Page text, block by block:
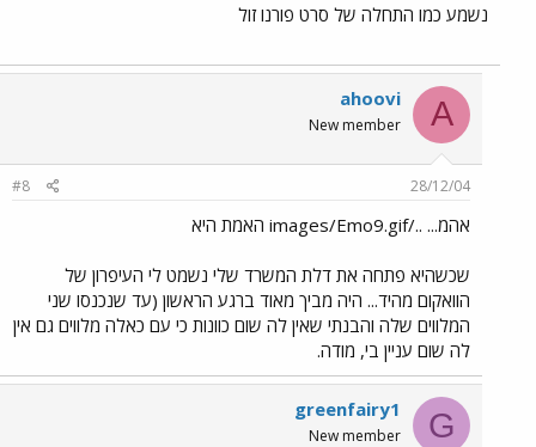
נשמע כמו התחלה של סרט פורנו זול
A
ahoovi
New member
28/12/04
#8
אהמ... ../images/Emo9.gif האמת היא
שכשהיא פתחה את דלת המשרד שלי נשמט לי העיפרון של
הוואקום מהיד... היה מביך מאוד ברגע הראשון (עד שנכנסו שני
המלווים שלה והבנתי שאין לה שום כוונות כי עם כאלה מלווים גם אין
לה שום עניין בי, מודה.
G
greenfairy1
New member